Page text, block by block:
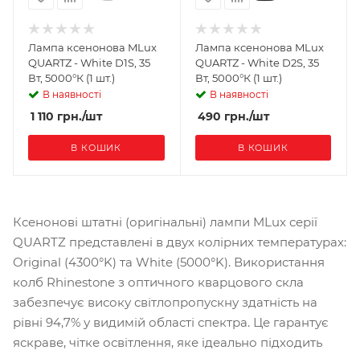
Лампа ксенонова MLux
QUARTZ - White D1S, 35
Вт, 5000°К (1 шт.)
В наявності
1 110 грн./шт
В КОШИК
Лампа ксенонова MLux
QUARTZ - White D2S, 35
Вт, 5000°К (1 шт.)
В наявності
490 грн./шт
В КОШИК
Ксенонові штатні (оригінальні) лампи MLux серії
QUARTZ представлені в двух колірних температурах:
Original (4300°K) та White (5000°K). Використання
колб Rhinestone з оптичного кварцового скла
забезпечує високу світлопропускну здатність на
рівні 94,7% у видимій області спектра. Це гарантує
яскраве, чітке освітлення, яке ідеально підходить